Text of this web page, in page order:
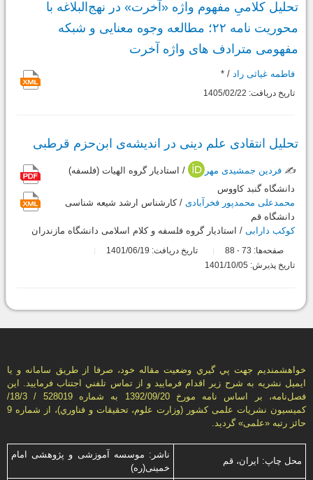
تحلیل کلامیِ مفهوم واژه «آخرت» در نهج‌البلاغه با
محوریت نامه ۲۲؛ مطالعه وجوه معنایی و شبکه
مفهومی مترادف های واژه آخرت
فاطمه غیاثی راد / *
تاریخ دریافت: 1405/02/22
تحلیل انتقادی علم دینی در اندیشه‌ی ابن‌حزم قرطبی
✍️ فردین جمشیدی مهر
/ استادیار گروه الهیات (فلسفه)
دانشگاه گنبد کاووس
محمدعلی محمدپور فخرآبادی / کارشناس ارشد شیعه شناسی
دانشگاه قم
کوکب دارابی / استادیار گروه فلسفه و کلام اسلامی دانشگاه مازندران
صفحه‌ها: 73
-
تاریخ دریافت: 1401/06/19
تاریخ پذیرش: 1401/10/05
خواهشمنديم جهت پي گيري وضعيت مقاله خود، صرفا از طريق سامانه و يا
ايميل نشريه به شرح زير اقدام فرماييد و از تماس تلفني اجتناب فرماييد. اين
فصل‌نامه، بر اساس نامه مورخ 1392/09/20 به شماره 528019 / 18/3/
كميسيون نشريات علمی كشور (وزارت علوم، تحقيقات و فناوري)، از شماره 9
حائز رتبه «علمی» گرديد.
محل چاپ: ایران، قم
ناشر: موسسه آموزشی و پژوهشی امام
خمینی(ره)